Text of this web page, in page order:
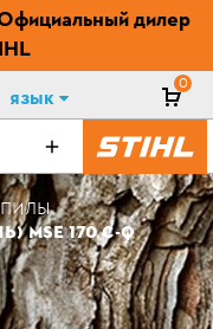
дилер
Язык
0
MSE 170 С-Q